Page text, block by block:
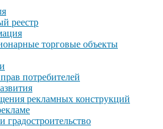
реестр
торговые объекты
потребителей
рекламных конструкций
градостроительство